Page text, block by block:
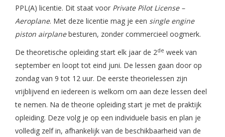
PPL(A) licentie. Dit staat voor Private Pilot License –
Aeroplane. Met deze licentie mag je een single engine
piston airplanebesturen, zonder commercieel oogmerk.
De theoretische opleiding start elk jaar de 2de week van
september en loopt tot eind juni. De lessen gaan door op
zondag van 9 tot 12 uur. De eerste theorielessen zijn
vrijblijvend en iedereen is welkom om aan deze lessen deel
te nemen. Na de theorie opleiding start je met de praktijk
opleiding. Deze volg je op een individuele basis en plan je
volledig zelf in, afhankelijk van de beschikbaarheid van de